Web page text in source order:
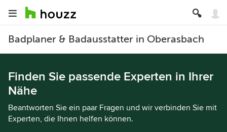
Badplaner & Badausstatter in Oberasbach
Finden Sie passende Experten in Ihrer
Nähe
Beantworten Sie ein paar Fragen und wir verbinden Sie mit
Experten, die Ihnen helfen können.